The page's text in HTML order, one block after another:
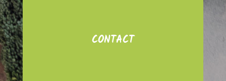
CONTACT